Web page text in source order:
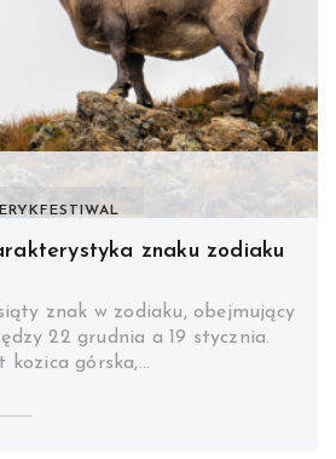
znaku zodiaku
znak w zodiaku, obejmujący
22 grudnia a 19 stycznia.
kozica górska,…